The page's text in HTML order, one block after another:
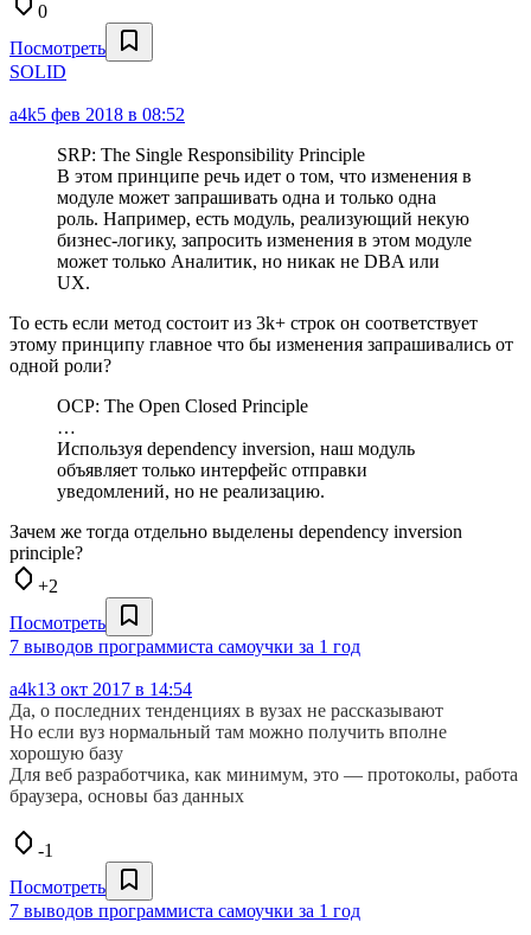
0
Посмотреть
SOLID
a4k5 фев 2018 в 08:52
SRP: The Single Responsibility Principle
В этом принципе речь идет о том, что изменения в
модуле может запрашивать одна и только одна
роль. Например, есть модуль, реализующий некую
бизнес-логику, запросить изменения в этом модуле
может только Аналитик, но никак не DBA или
UX.
То есть если метод состоит из 3k+ строк он соответствует
этому принципу главное что бы изменения запрашивались от
одной роли?
OCP: The Open Closed Principle
…
Используя dependency inversion, наш модуль
объявляет только интерфейс отправки
уведомлений, но не реализацию.
Зачем же тогда отдельно выделены dependency inversion
principle?
+2
Посмотреть
7 выводов программиста самоучки за 1 год
a4k13 окт 2017 в 14:54
Да, о последних тенденциях в вузах не рассказывают
Но если вуз нормальный там можно получить вполне
хорошую базу
Для веб разработчика, как минимум, это — протоколы, работа
браузера, основы баз данных
-1
Посмотреть
7 выводов программиста самоучки за 1 год